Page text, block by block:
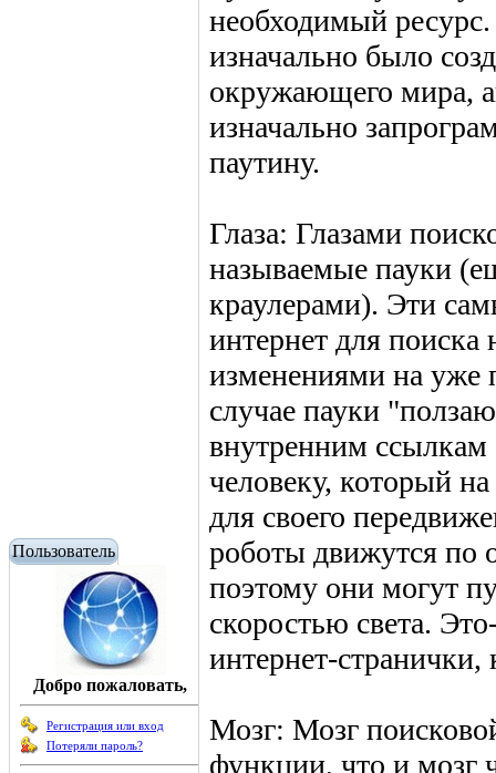
Пользователь
Добро пожаловать,
Регистрация или вход
Потеряли пароль?
необходимый
изначально было
окружающего мира,
изначально
паутину.
Глаза: Глазами
называемые пауки
краулерами). Эти
интернет для поиска
изменениями на уже
случае пауки
внутренним ссылкам
человеку, который
для своего
роботы движутся по
поэтому они могут
скоростью света.
интернет-
Мозг: Мозг
функции, что и мозг